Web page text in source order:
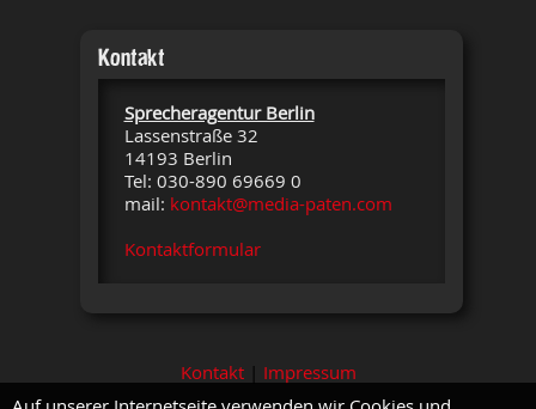
Kontakt
Sprecheragentur Berlin
Lassenstraße 32
14193 Berlin
Tel: 030-890 69669 0
mail: kontakt@media-paten.com
Kontaktformular
Kontakt| Impressum